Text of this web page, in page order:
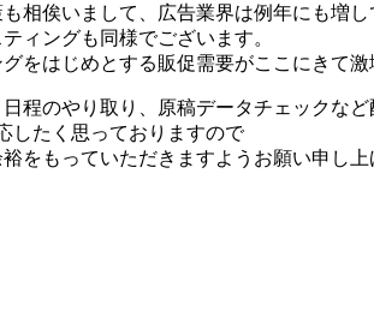
相俟いまして、広告業界は例年にも増し
ィングも同様でございます。
をはじめとする販促需要がここにきて激
程のやり取り、原稿データチェックなど
したく思っておりますので
をもっていただきますようお願い申し上